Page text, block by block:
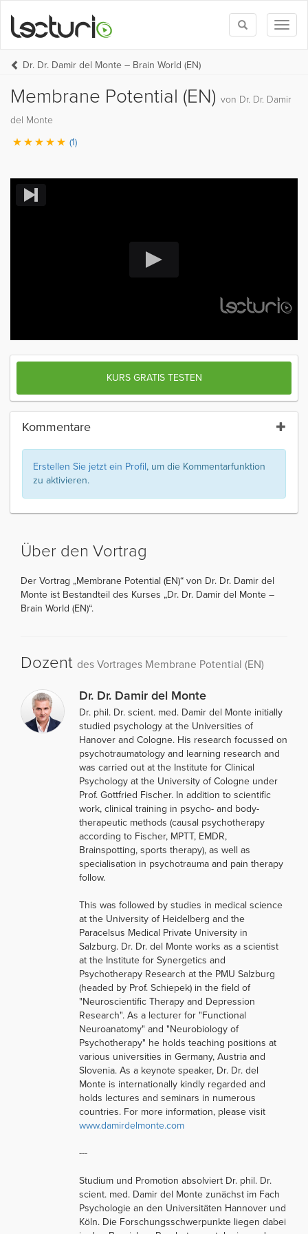
Toggle
search
Dr. Dr. Damir del Monte – Brain World (EN)
Membrane Potential (EN) von Dr. Dr. Damir
del Monte
(1)
KURS GRATIS TESTEN
Kommentare
Erstellen Sie jetzt ein Profil, um die Kommentarfunktion
zu aktivieren.
Über den Vortrag
Der Vortrag „Membrane Potential (EN)“ von Dr. Dr. Damir del
Monte ist Bestandteil des Kurses „Dr. Dr. Damir del Monte –
Brain World (EN)“.
Dozent des Vortrages Membrane Potential (EN)
Dr. Dr. Damir del Monte
Dr. phil. Dr. scient. med. Damir del Monte initially
studied psychology at the Universities of
Hanover and Cologne. His research focussed on
psychotraumatology and learning research and
was carried out at the Institute for Clinical
Psychology at the University of Cologne under
Prof. Gottfried Fischer. In addition to scientific
work, clinical training in psycho- and body-
therapeutic methods (causal psychotherapy
according to Fischer, MPTT, EMDR,
Brainspotting, sports therapy), as well as
specialisation in psychotrauma and pain therapy
follow.
This was followed by studies in medical science
at the University of Heidelberg and the
Paracelsus Medical Private University in
Salzburg. Dr. Dr. del Monte works as a scientist
at the Institute for Synergetics and
Psychotherapy Research at the PMU Salzburg
(headed by Prof. Schiepek) in the field of
"Neuroscientific Therapy and Depression
Research". As a lecturer for "Functional
Neuroanatomy" and "Neurobiology of
Psychotherapy" he holds teaching positions at
various universities in Germany, Austria and
Slovenia. As a keynote speaker, Dr. Dr. del
Monte is internationally kindly regarded and
holds lectures and seminars in numerous
countries. For more information, please visit
www.damirdelmonte.com
---
Studium und Promotion absolviert Dr. phil. Dr.
scient. med. Damir del Monte zunächst im Fach
Psychologie an den Universitäten Hannover und
Köln. Die Forschungsschwerpunkte liegen dabei